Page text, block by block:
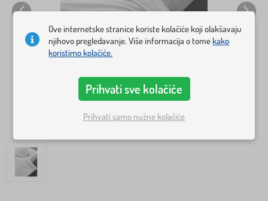
Ove internetske stranice koriste kolačiće koji olakšavaju
njihovo pregledavanje. Više informacija o tomekako
koristimo kolačiće.
Prihvati sve kolačiće
Prihvati samo nužne kolačiće